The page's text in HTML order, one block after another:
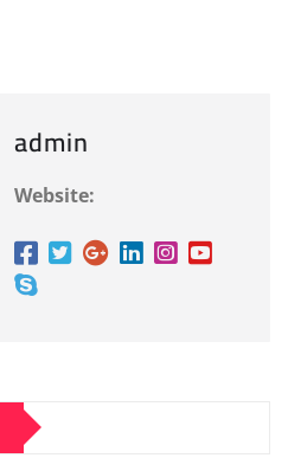
admin
Website: